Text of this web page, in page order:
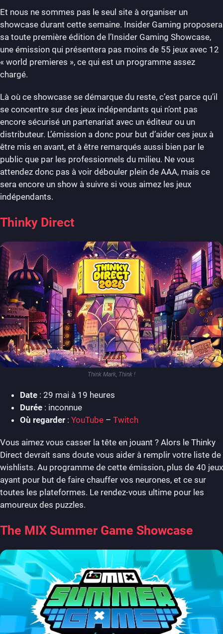
Et nous ne sommes pas le seul site à organiser un
showcase durant cette semaine. Insider Gaming proposera
sa toute première édition de l’Insider Gaming Showcase,
une émission qui présentera pas moins de 55 jeux avec 12
« world premieres », ce qui est un programme assez
chargé.
Là où ce showcase se démarque du reste, c’est parce qu’il
se concentre sur des jeux indépendants qui n’ont pas
encore sécurisé un partenariat avec un éditeur ou un
distributeur. L’émission a donc pour but d’aider ces jeux à
être mis en avant, et à être remarqués aussi bien par le
public que par les professionnels du milieu. Ne vous
attendez donc pas à voir débouler plein de AAA, mais ce
sera encore un show à suivre si vous aimez les jeux
indépendants.
Thinky Direct
Think Mark, Think !
Date : 29 mai à 19 heures
Durée : inconnue
Où regarder : YouTube – Twitch
Vous aimez vous casser la tête en jouant ? Alors le Thinky
Direct devrait sans doute vous aider à remplir votre liste de
wishlists. Au programme de cette émission, plus de 40 jeux
ayant pour but de faire chauffer vos neurones, et ce sur
toutes les plateformes. Le rendez-vous ultime pour les
amoureux des puzzles.
The MIX Summer Game Showcase